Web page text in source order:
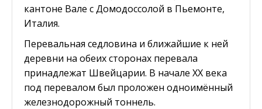
кантоне Вале с Домодоссолой в Пьемонте,
Италия.
Перевальная седловина и ближайшие к ней
деревни на обеих сторонах перевала
принадлежат Швейцарии. В начале XX века
под перевалом был проложен одноимённый
железнодорожный тоннель.